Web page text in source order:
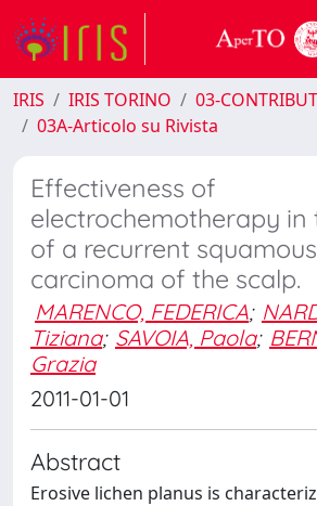
IRIS IRIS TORINO
03-
03A-Articolo su Rivista
Effectiveness of
electrochemotherapy in
of a recurrent
carcinoma of the scalp.
MARENCO, FEDERICA;
Tiziana; SAVOIA, Paola;
Grazia
2011-01-01
Abstract
Erosive lichen planus is